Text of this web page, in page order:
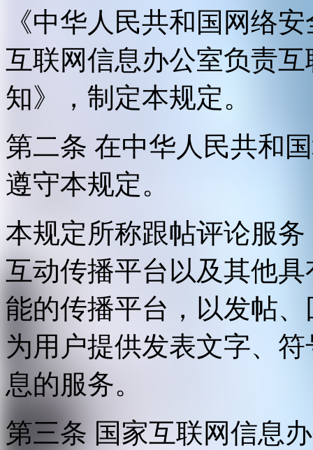
《中华人民共和国网络
互联网信息办公室负责
知》，制定本规定。
第二条 在中华人民共和
遵守本规定。
本规定所称跟帖评论服
互动传播平台以及其他
能的传播平台，以发帖
为用户提供发表文字、
息的服务。
第三条 国家互联网信息